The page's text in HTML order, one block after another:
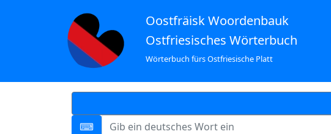
Oostfräisk Woordenbauk
Ostfriesisches Wörterbuch
Wörterbuch fürs Ostfriesische Platt